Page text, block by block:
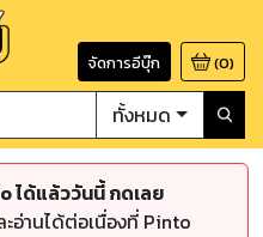
จัดการอีบุ๊ก (0)
ทั้งหมด
ได้แล้ววันนี้ กดเลย
อ่านได้ต่อเนื่องที่ Pinto